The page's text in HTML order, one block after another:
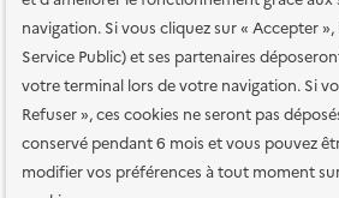
navigation. Si vous cliquez sur « Accepter
Service Public) et ses partenaires
votre terminal lors de votre navigation. Si
Refuser », ces cookies ne seront pas
conservé pendant 6 mois et vous pouvez
modifier vos préférences à tout moment
Plan du site Accessibilité : totalement
services en ligne Mentions légales Données
Conditions générales d'utilisation Gestion